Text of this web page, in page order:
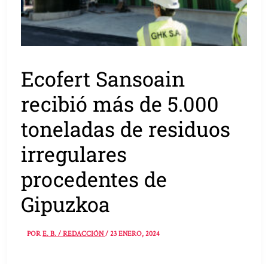
Ecofert Sansoain
recibió más de 5.000
toneladas de residuos
irregulares
procedentes de
Gipuzkoa
PORE. B. / REDACCIÓN/23 ENERO, 2024